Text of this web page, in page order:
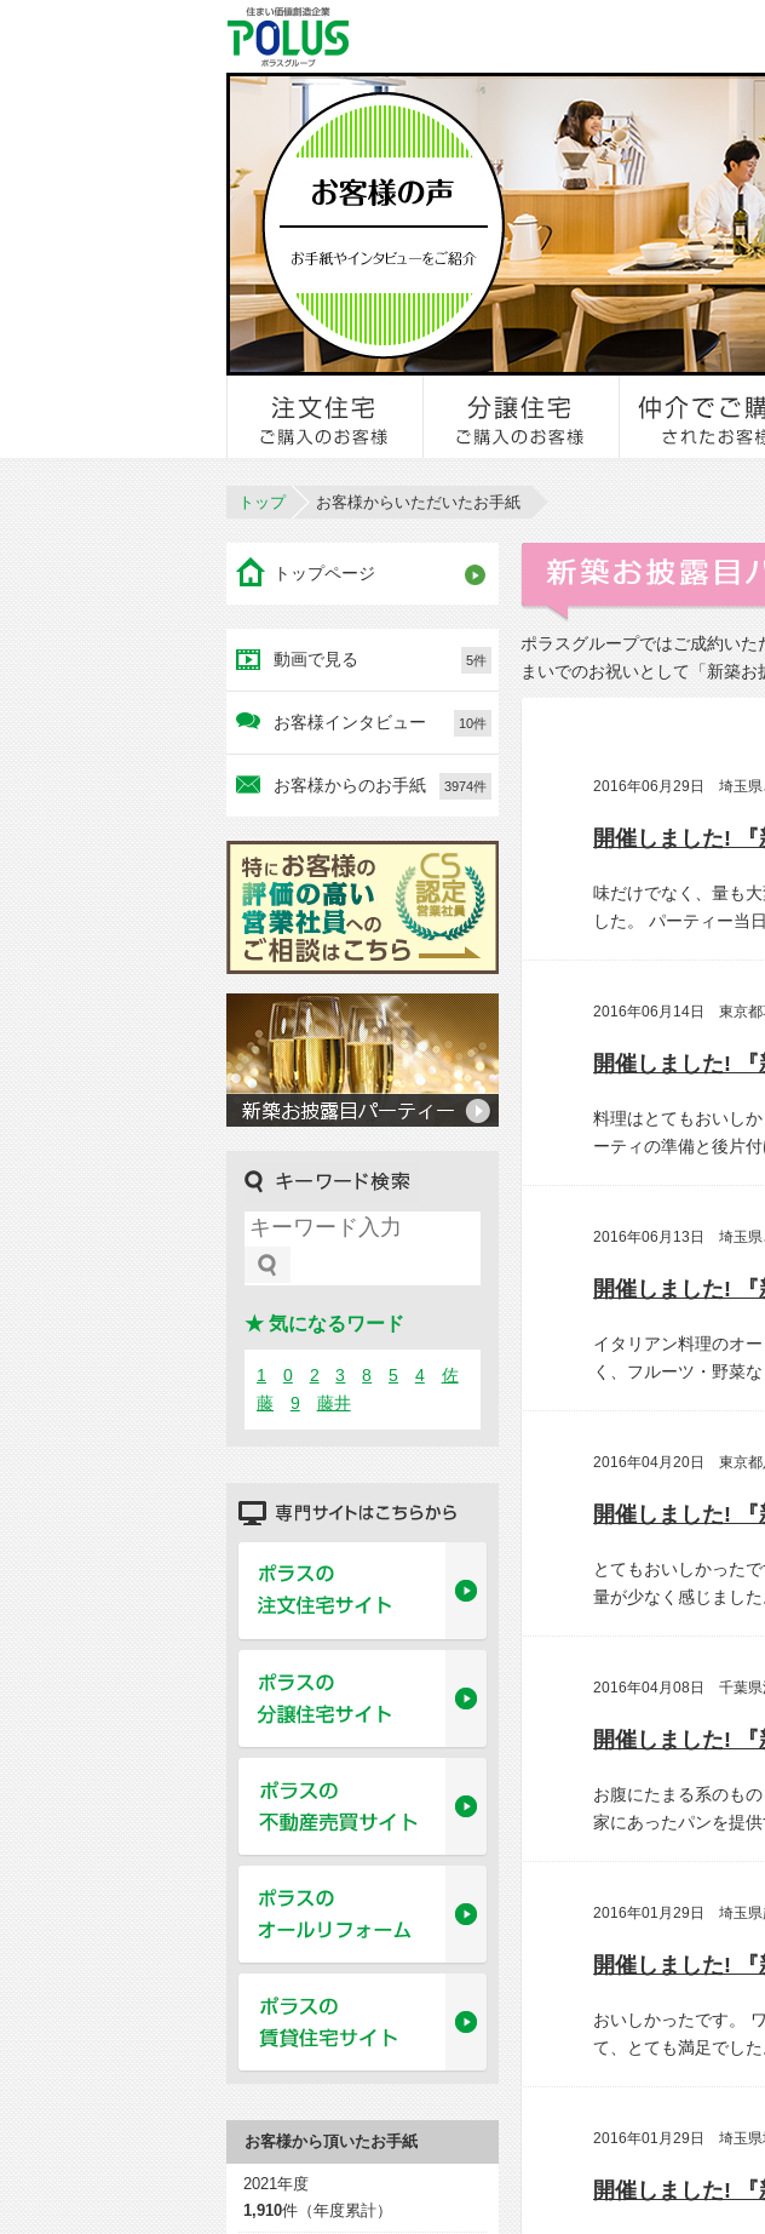
トップ お客様からいただいたお手紙
ポラスグループではご成約い
まいでのお祝いとして「新築
2016年06月29日 埼玉
味だけでなく、量も
した。
パーティー当
2016年06月14日 東京
料理はとてもおいし
ーティの準備と後片
2016年06月13日 埼玉
イタリアン料理のオ
く、フルーツ・野菜
2016年04月20日 東京
とてもおいしかった
量が少なく感じました
2016年04月08日 千葉
お腹にたまる系のも
家にあったパンを提
2016年01月29日 埼玉
おいしかったです。
て、とても満足でした
2016年01月29日 埼玉
トップページ
動画で見る 5件
お客様インタビュー 10件
お客様からのお手紙 3974件
★ 気になるワード
1 0 2 3 8 5 4
佐
藤
9 藤井
お客様から頂いたお手紙
2021年度
1,910件（年度累計）